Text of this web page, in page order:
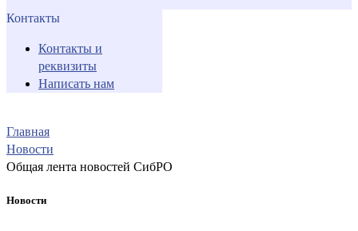
Контакты
Контакты и
реквизиты
Написать нам
Главная
Новости
Общая лента новостей СибРО
Новости